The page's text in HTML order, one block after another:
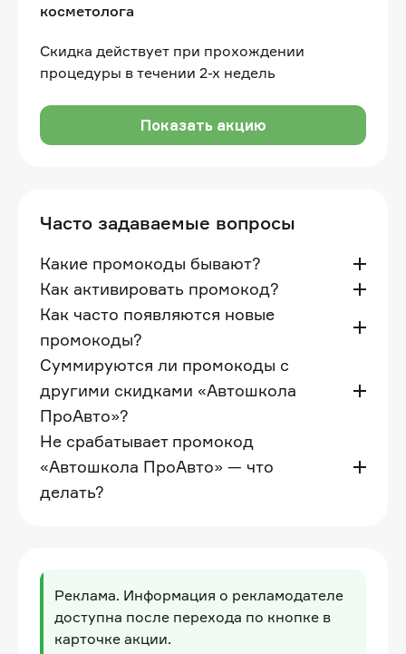
косметолога
Скидка действует при прохождении
процедуры в течении 2-х недель
Показать акцию
Часто задаваемые вопросы
Какие промокоды бывают?
Как активировать промокод?
Как часто появляются новые
промокоды?
Суммируются ли промокоды с
другими скидками «Автошкола
ПроАвто»?
Не срабатывает промокод
«Автошкола ПроАвто» — что
делать?
Реклама. Информация о рекламодателе
доступна после перехода по кнопке в
карточке акции.